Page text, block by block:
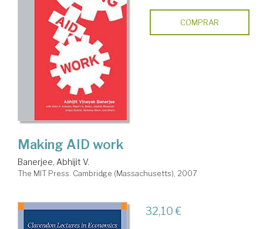
COMPRAR
Making AID work
Banerjee, Abhijit V.
The MIT Press. Cambridge (Massachusetts), 2007
32,10 €